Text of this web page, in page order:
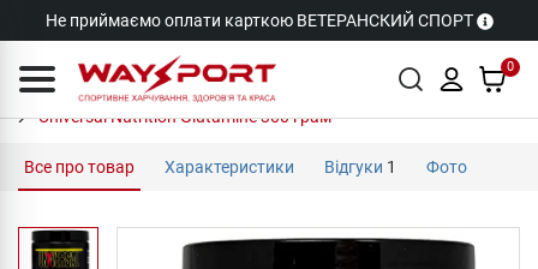
Не приймаємо оплати карткою ВЕТЕРАНСКИЙ СПОРТ
0
Universal Nutrition Glutamine 300 грам
Все про товар Характеристики Відгуки 1 Фото